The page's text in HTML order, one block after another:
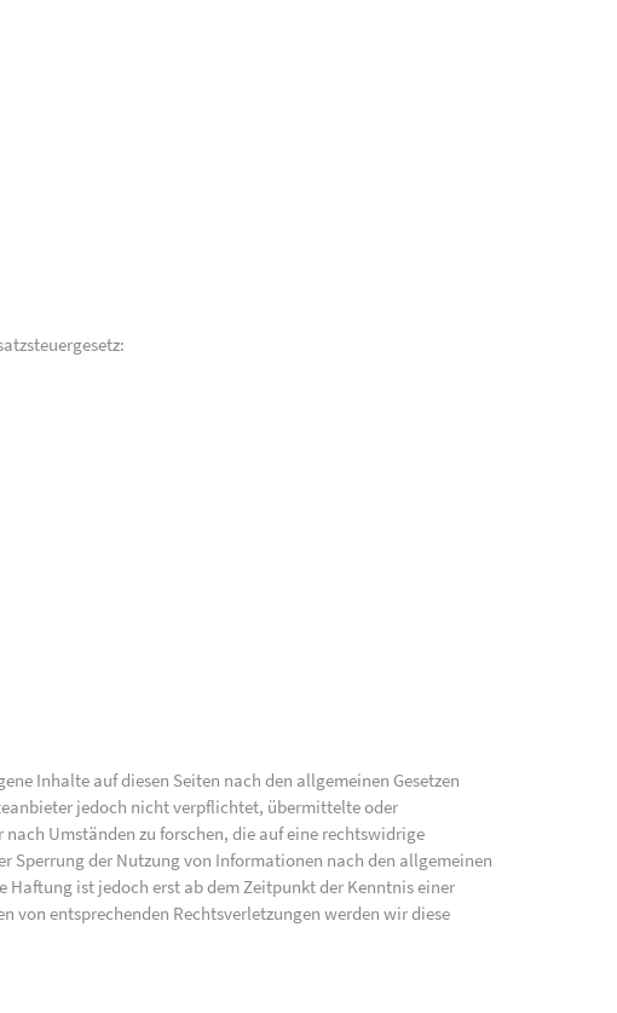
Inhalte auf diesen Seiten nach den allgemeinen Gesetzen
jedoch nicht verpflichtet, übermittelte oder
Umständen zu forschen, die auf eine rechtswidrige
Sperrung der Nutzung von Informationen nach den allgemeinen
Haftung ist jedoch erst ab dem Zeitpunkt der Kenntnis einer
von entsprechenden Rechtsverletzungen werden wir diese